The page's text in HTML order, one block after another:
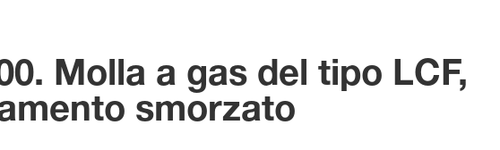
Molla a gas del tipo LCF,
smorzato